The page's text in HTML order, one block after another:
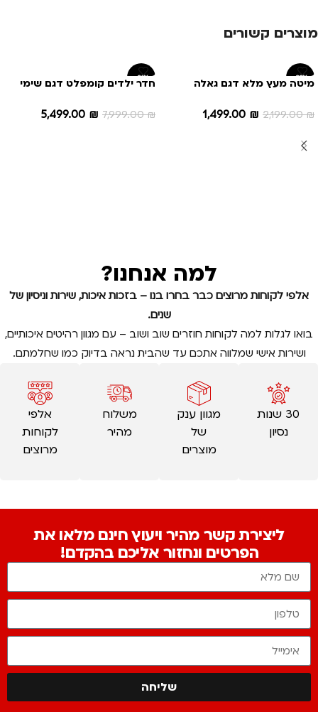
מוצרים קשורים
-32%
מיטה מעץ מלא דגם גאלה
2,199.00₪
1,499.00 ₪
-31%
חדר ילדים קומפלט דגם שימי
7,999.00₪
5,499.00 ₪
למה אנחנו?
אלפי לקוחות מרוצים כבר בחרו בנו – בזכות איכות, שירות וניסיון של
שנים.
בואו לגלות למה לקוחות חוזרים שוב ושוב – עם מגוון רהיטים איכותיים,
ושירות אישי שמלווה אתכם עד שהבית נראה בדיוק כמו שחלמתם.
30 שנות
נסיון
מגוון ענק
של
מוצרים
משלוח
מהיר
אלפי
לקוחות
מרוצים
ליצירת קשר מהיר ויעוץ חינם מלאו את
הפרטים ונחזור אליכם בהקדם!
שליחה